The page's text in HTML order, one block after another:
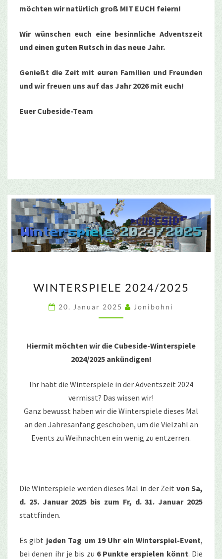
möchten wir natürlich groß MIT EUCH feiern!
Wir wünschen euch eine besinnliche Adventszeit
und einen guten Rutsch in das neue Jahr.
Genießt die Zeit mit euren Familien und Freunden
und wir freuen uns auf das Jahr 2026 mit euch!
Euer Cubeside-Team
2024/2025
WINTERSPIELE 2024/2025
20. Januar 2025 Jonibohni
Hiermit möchten wir die Cubeside-Winterspiele
2024/2025 ankündigen!
Ihr habt die Winterspiele in der Adventszeit 2024
vermisst? Das wissen wir!
Ganz bewusst haben wir die Winterspiele dieses Mal
an den Jahresanfang geschoben, um die Vielzahl an
Events zu Weihnachten ein wenig zu entzerren.
Die Winterspiele werden dieses Mal in der Zeit von Sa,
d. 25. Januar 2025 bis zum Fr, d. 31. Januar 2025
stattfinden.
Es gibt jeden Tag um 19 Uhr ein Winterspiel-Event,
bei denen ihr je bis zu 6 Punkte erspielen könnt. Die